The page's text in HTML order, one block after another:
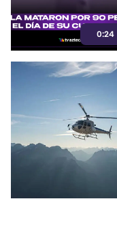
0:24